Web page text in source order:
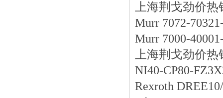
上海荆戈劲价热
Murr 7072-
Murr 7000-
上海荆戈劲价热
NI40-CP80-
Rexroth